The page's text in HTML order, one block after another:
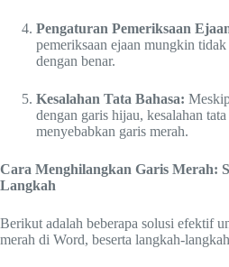
Pengaturan Pemeriksaan
pemeriksaan ejaan mungkin
dengan benar.
Kesalahan Tata Bahasa:
dengan garis hijau, kesalahan
menyebabkan garis merah.
Cara Menghilangkan Garis Merah:
Langkah
Berikut adalah beberapa solusi efektif
merah di Word, beserta langkah-